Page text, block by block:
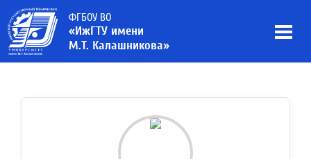
ФГБОУ ВО
«ИжГТУ имени
М.Т. Калашникова»